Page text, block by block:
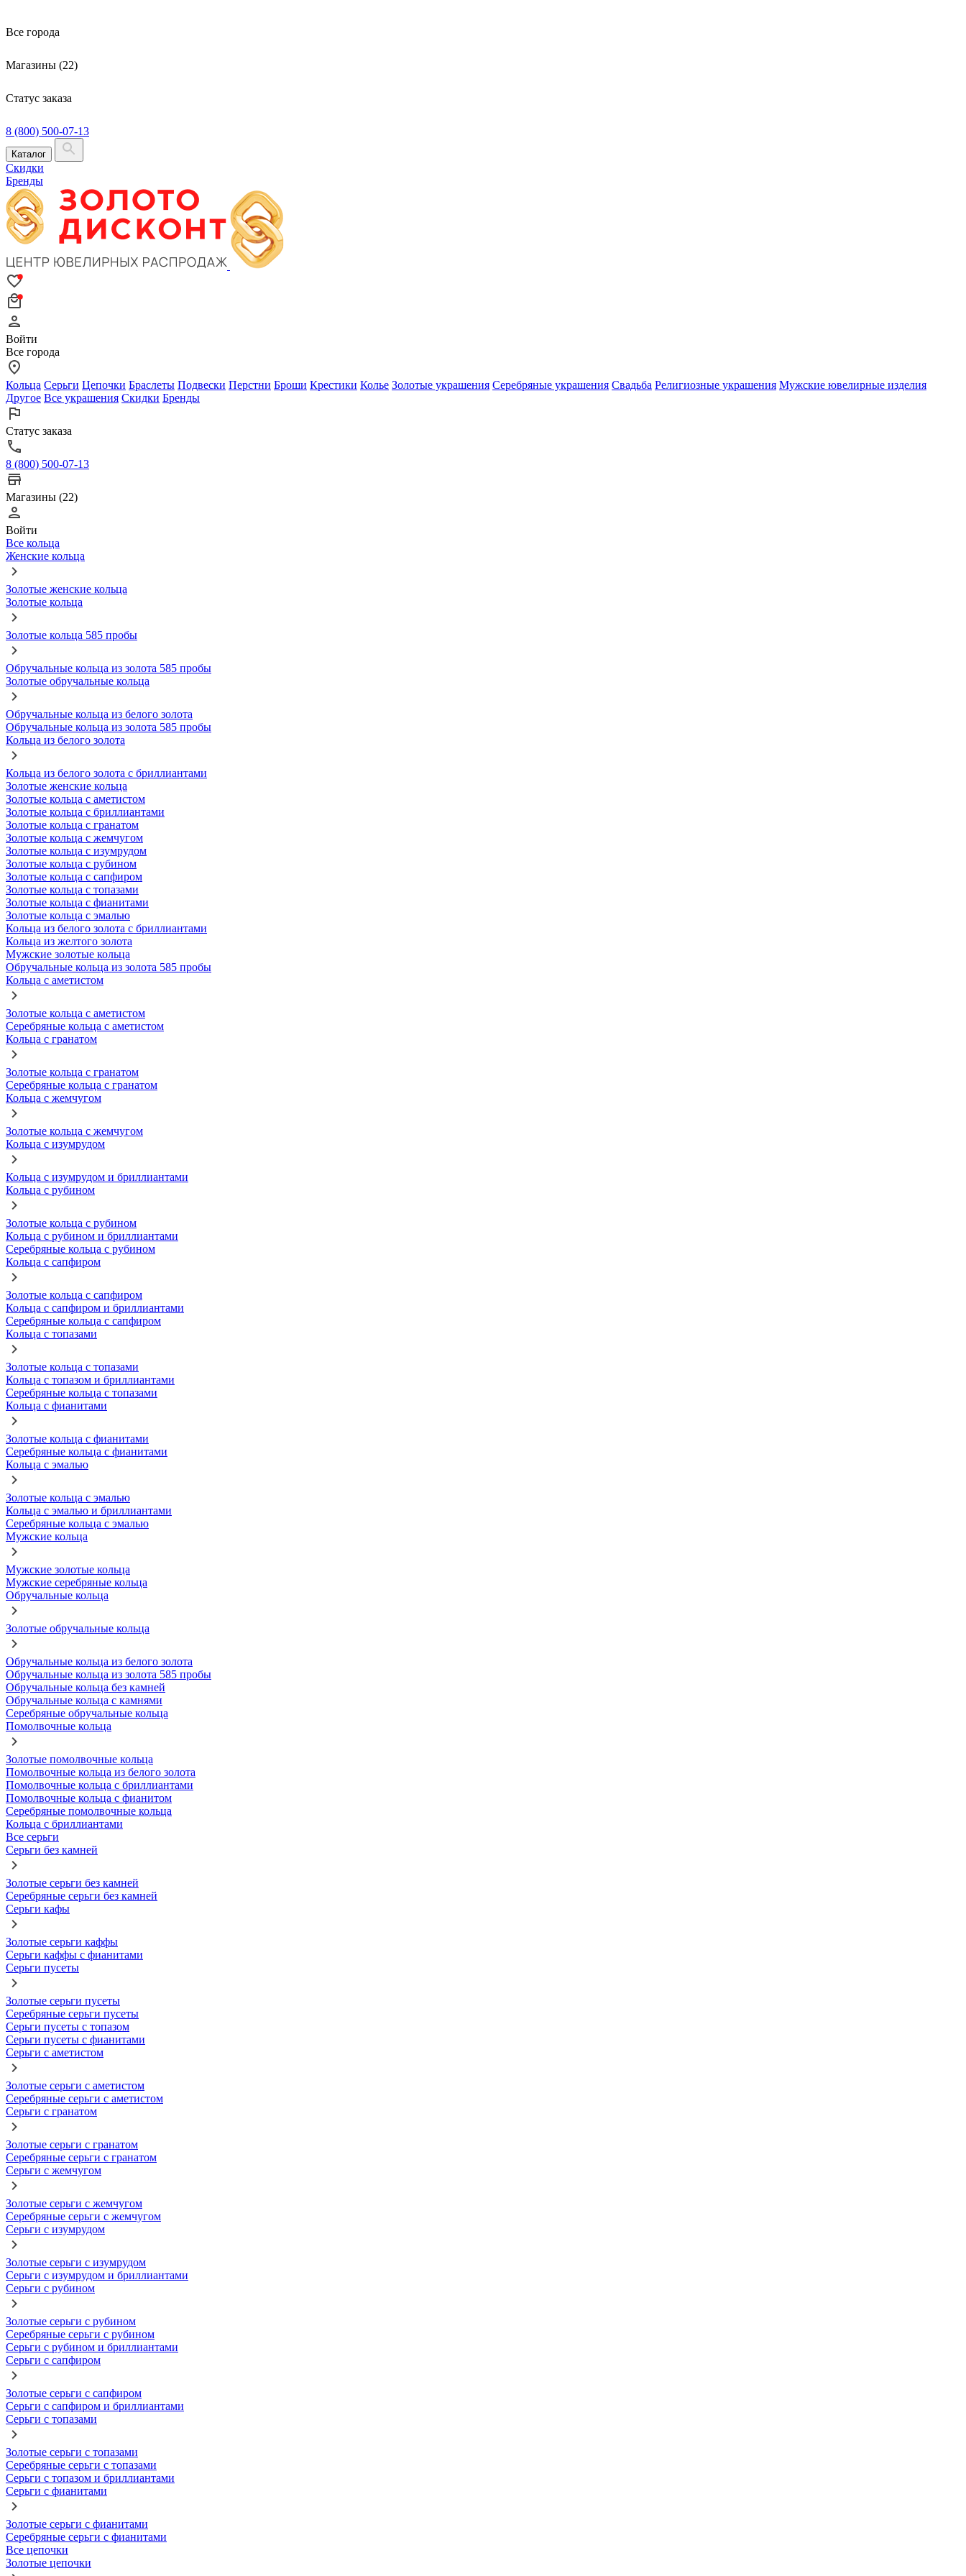
Все города
Магазины (22)
Статус заказа
8 (800) 500-07-13
Каталог
Скидки
Бренды
Войти
Все города
Кольца Серьги Цепочки Браслеты Подвески Перстни Броши Крестики Колье Золотые украшения Серебряные украшения Свадьба Религиозные украшения Мужские ювелирные изделия
Другое Все украшения Скидки Бренды
Статус заказа
8 (800) 500-07-13
Магазины (22)
Войти
Все кольца
Женские кольца
Золотые женские кольца
Золотые кольца
Золотые кольца 585 пробы
Обручальные кольца из золота 585 пробы
Золотые обручальные кольца
Обручальные кольца из белого золота
Обручальные кольца из золота 585 пробы
Кольца из белого золота
Кольца из белого золота с бриллиантами
Золотые женские кольца
Золотые кольца с аметистом
Золотые кольца с бриллиантами
Золотые кольца с гранатом
Золотые кольца с жемчугом
Золотые кольца с изумрудом
Золотые кольца с рубином
Золотые кольца с сапфиром
Золотые кольца с топазами
Золотые кольца с фианитами
Золотые кольца с эмалью
Кольца из белого золота с бриллиантами
Кольца из желтого золота
Мужские золотые кольца
Обручальные кольца из золота 585 пробы
Кольца с аметистом
Золотые кольца с аметистом
Серебряные кольца с аметистом
Кольца с гранатом
Золотые кольца с гранатом
Серебряные кольца с гранатом
Кольца с жемчугом
Золотые кольца с жемчугом
Кольца с изумрудом
Кольца с изумрудом и бриллиантами
Кольца с рубином
Золотые кольца с рубином
Кольца с рубином и бриллиантами
Серебряные кольца с рубином
Кольца с сапфиром
Золотые кольца с сапфиром
Кольца с сапфиром и бриллиантами
Серебряные кольца с сапфиром
Кольца с топазами
Золотые кольца с топазами
Кольца с топазом и бриллиантами
Серебряные кольца с топазами
Кольца с фианитами
Золотые кольца с фианитами
Серебряные кольца с фианитами
Кольца с эмалью
Золотые кольца с эмалью
Кольца с эмалью и бриллиантами
Серебряные кольца с эмалью
Мужские кольца
Мужские золотые кольца
Мужские серебряные кольца
Обручальные кольца
Золотые обручальные кольца
Обручальные кольца из белого золота
Обручальные кольца из золота 585 пробы
Обручальные кольца без камней
Обручальные кольца с камнями
Серебряные обручальные кольца
Помолвочные кольца
Золотые помолвочные кольца
Помолвочные кольца из белого золота
Помолвочные кольца с бриллиантами
Помолвочные кольца с фианитом
Серебряные помолвочные кольца
Кольца с бриллиантами
Все серьги
Серьги без камней
Золотые серьги без камней
Серебряные серьги без камней
Серьги кафы
Золотые серьги каффы
Серьги каффы с фианитами
Серьги пусеты
Золотые серьги пусеты
Серебряные серьги пусеты
Серьги пусеты с топазом
Серьги пусеты с фианитами
Серьги с аметистом
Золотые серьги с аметистом
Серебряные серьги с аметистом
Серьги с гранатом
Золотые серьги с гранатом
Серебряные серьги с гранатом
Серьги с жемчугом
Золотые серьги с жемчугом
Серебряные серьги с жемчугом
Серьги с изумрудом
Золотые серьги с изумрудом
Серьги с изумрудом и бриллиантами
Серьги с рубином
Золотые серьги с рубином
Серебряные серьги с рубином
Серьги с рубином и бриллиантами
Серьги с сапфиром
Золотые серьги с сапфиром
Серьги с сапфиром и бриллиантами
Серьги с топазами
Золотые серьги с топазами
Серебряные серьги с топазами
Серьги с топазом и бриллиантами
Серьги с фианитами
Золотые серьги с фианитами
Серебряные серьги с фианитами
Все цепочки
Золотые цепочки